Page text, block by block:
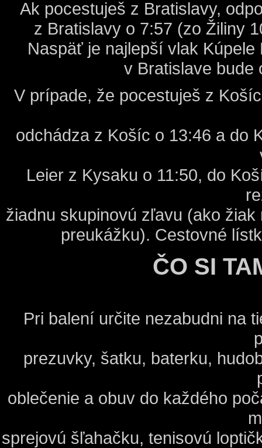
Ak pocestuješ z Bratislavy,
z Bratislavy o 7:57 (zo Žiliny
Naspäť je najlepší vlak
v Bratislave bude
V prípade, že pocestuješ z
odchádza z Košíc o 13:46 a do
Leier z Kysaku o 11:50, do
žiadnu skupinovú zľavu (ako
preukážku). Cestovné
ČO SI
Pri balení určite nezabudni na
prezuvky, šatku, baterku,
oblečenie a obuv do každého
sprejovú šľahačku, tenisovú